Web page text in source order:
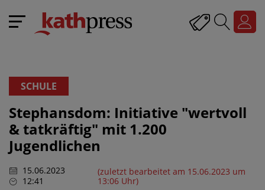
SCHULE
Stephansdom: Initiative "wertvoll
& tatkräftig" mit 1.200
Jugendlichen
15.06.2023
12:41
(zuletzt bearbeitet am 15.06.2023 um
13:06 Uhr)